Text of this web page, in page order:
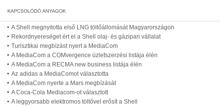
A Shell megnyitotta első LNG töltőállomását Magyarországon
Rekordnyereséget ért el a Shell olaj- és gázipari vállalat
Turisztikai megbízást nyert a MediaCom
A MediaCom a COMvergence üzletszerzési listája élén
A MediaCom a RECMA new business listája élén
Az adidas a MediaComot választotta
A MediaCom nyerte a Mars megbízását
A Coca-Cola Mediacom-ot választott
A leggyorsabb elektromos töltővel erősít a Shell